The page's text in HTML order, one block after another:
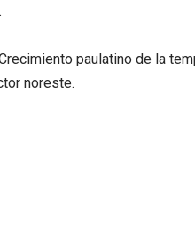
paulatino de la
noreste.